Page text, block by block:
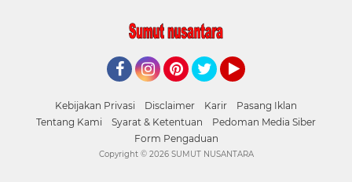
Kebijakan Privasi Disclaimer Karir
Pasang Iklan
Tentang Kami
Syarat & Ketentuan
Pedoman Media Siber
Form Pengaduan
Copyright © 2026 SUMUT NUSANTARA